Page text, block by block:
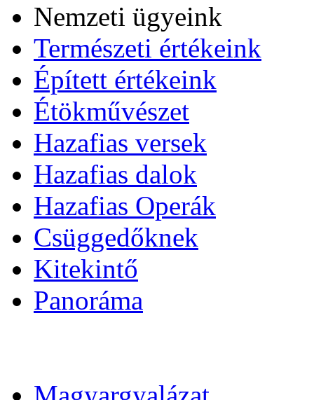
Nemzeti ügyeink
Természeti értékeink
Épített értékeink
Étökművészet
Hazafias versek
Hazafias dalok
Hazafias Operák
Csüggedőknek
Kitekintő
Panoráma